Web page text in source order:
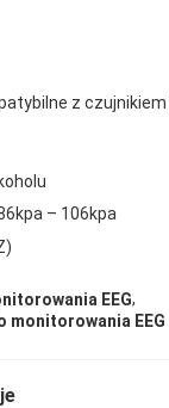
z czujnikiem
– 106kpa
EEG,
monitorowania EEG